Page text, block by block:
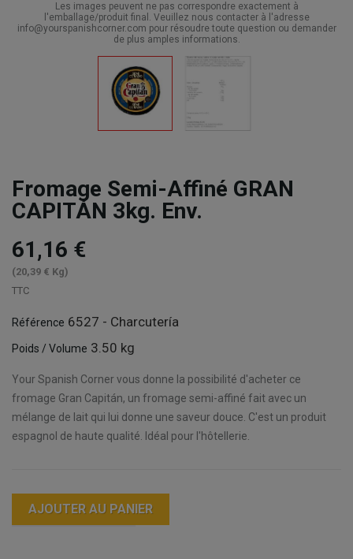
Les images peuvent ne pas correspondre exactement à
l'emballage/produit final. Veuillez nous contacter à l'adresse
info@yourspanishcorner.com pour résoudre toute question ou demander
de plus amples informations.
Fromage Semi-Affiné GRAN
CAPITÁN 3kg. Env.
61,16 €
(20,39 € Kg)
TTC
Référence 6527 - Charcutería
Poids / Volume 3.50 kg
Your Spanish Corner vous donne la possibilité d'acheter ce
fromage Gran Capitán, un fromage semi-affiné fait avec un
mélange de lait qui lui donne une saveur douce. C'est un produit
espagnol de haute qualité. Idéal pour l'hôtellerie.
AJOUTER AU PANIER